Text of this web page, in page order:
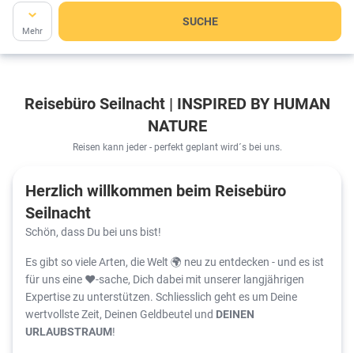
Mehr
SUCHE
Reisebüro Seilnacht | INSPIRED BY HUMAN
NATURE
Reisen kann jeder - perfekt geplant wird´s bei uns.
Herzlich willkommen beim Reisebüro
Seilnacht
Schön, dass Du bei uns bist!
Es gibt so viele Arten, die Welt 🌍 neu zu entdecken - und es ist
für uns eine ❤️-sache, Dich dabei mit unserer langjährigen
Expertise zu unterstützen. Schliesslich geht es um Deine
wertvollste Zeit, Deinen Geldbeutel und DEINEN
URLAUBSTRAUM!